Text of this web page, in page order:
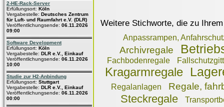
2-HE-Rack-Server
Erfüllungsort: Köln
Vergabestelle: Deutsches Zentrum
für Luft- und Raumfahrt e.V. (DLR)
Veröffentlichungsende: 06.11.2026
09:00
Software Development
Erfüllungsort: Köln
Vergabestelle: DLR e.V., Einkauf
Veröffentlichungsende: 06.11.2026
10:00
Studie zur H2-Anbindung
Erfüllungsort: Stuttgart
Vergabestelle: DLR e.V., Einkauf
Veröffentlichungsende: 06.11.2026
00:00
Weitere Stichworte, die zu
Anpassrampen,
Archivregale
Fachbodenregale
Kragarmregale
Regalanlagen Regale,
Steckregale